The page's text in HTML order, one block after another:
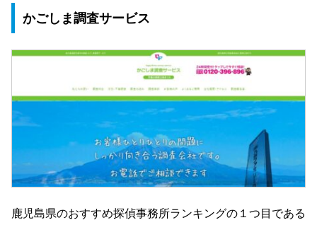
かごしま調査サービス
鹿児島県のおすすめ探偵事務所ランキングの１つ目である